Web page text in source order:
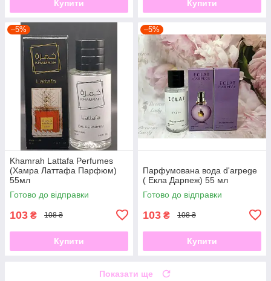
Купити Купити
–5%
Khamrah Lattafa Perfumes
(Хамра Латтафа Парфюм)
55мл
Готово до відправки
103 ₴ 108 ₴
Купити
–5%
Парфумована вода d'arpege
( Екла Дарпеж) 55 мл
Готово до відправки
103 ₴ 108 ₴
Купити
Показати ще